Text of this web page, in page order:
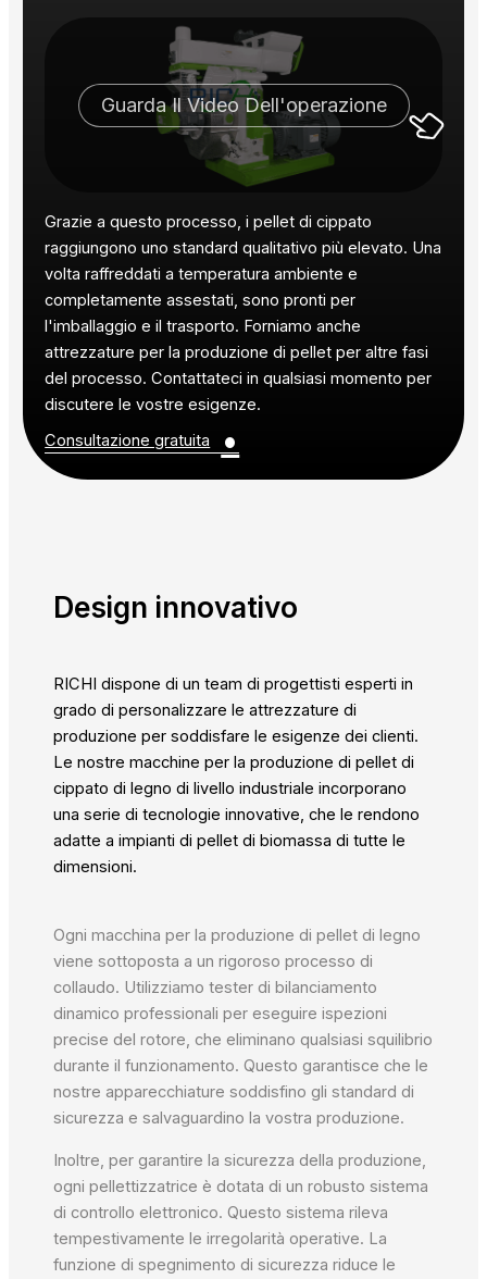
Guarda Il Video Dell'operazione
Grazie a questo processo, i pellet di cippato
raggiungono uno standard qualitativo più elevato. Una
volta raffreddati a temperatura ambiente e
completamente assestati, sono pronti per
l'imballaggio e il trasporto. Forniamo anche
attrezzature per la produzione di pellet per altre fasi
del processo. Contattateci in qualsiasi momento per
discutere le vostre esigenze.
Consultazione gratuita
•
Design innovativo
RICHI dispone di un team di progettisti esperti in
grado di personalizzare le attrezzature di
produzione per soddisfare le esigenze dei clienti.
Le nostre macchine per la produzione di pellet di
cippato di legno di livello industriale incorporano
una serie di tecnologie innovative, che le rendono
adatte a impianti di pellet di biomassa di tutte le
dimensioni.
Ogni macchina per la produzione di pellet di legno
viene sottoposta a un rigoroso processo di
collaudo. Utilizziamo tester di bilanciamento
dinamico professionali per eseguire ispezioni
precise del rotore, che eliminano qualsiasi squilibrio
durante il funzionamento. Questo garantisce che le
nostre apparecchiature soddisfino gli standard di
sicurezza e salvaguardino la vostra produzione.
Inoltre, per garantire la sicurezza della produzione,
ogni pellettizzatrice è dotata di un robusto sistema
di controllo elettronico. Questo sistema rileva
tempestivamente le irregolarità operative. La
funzione di spegnimento di sicurezza riduce le